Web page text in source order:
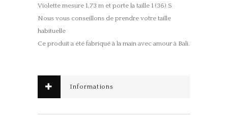
Violette mesure 1,73 m et porte la taille 1 (36) S
Nous vous conseillons de prendre votre taille
habituelle
Ce produit a été fabriqué à la main avec amour à Bali.
Informations